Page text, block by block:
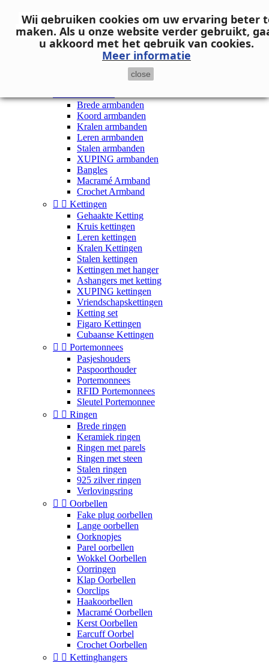
Inloggen
shopping_cart Winkelwagen (0)
Brede armbanden
Koord armbanden
Kralen armbanden
Leren armbanden
Stalen armbanden
XUPING armbanden
Bangles
Macramé Armband
Crochet Armband
  Kettingen
Gehaakte Ketting
Kruis kettingen
Leren kettingen
Kralen Kettingen
Stalen kettingen
Kettingen met hanger
Ashangers met ketting
XUPING kettingen
Vriendschapskettingen
Ketting set
Figaro Kettingen
Cubaanse Kettingen
  Portemonnees
Pasjeshouders
Paspoorthouder
Portemonnees
RFID Portemonnees
Sleutel Portemonnee
  Ringen
Brede ringen
Keramiek ringen
Ringen met parels
Ringen met steen
Stalen ringen
925 zilver ringen
Verlovingsring
  Oorbellen
Fake plug oorbellen
Lange oorbellen
Oorknopjes
Parel oorbellen
Wokkel Oorbellen
Oorringen
Klap Oorbellen
Oorclips
Haakoorbellen
Macramé Oorbellen
Kerst Oorbellen
Earcuff Oorbel
Crochet Oorbellen
  Kettinghangers
Wij gebruiken cookies om uw ervaring beter
maken. Als u onze website verder gebruikt,
u akkoord met het gebruik van cookies.
Meer informatie
close